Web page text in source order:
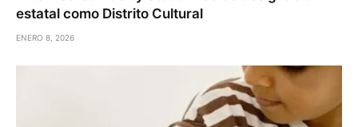
estatal como Distrito Cultural
ENERO 8, 2026